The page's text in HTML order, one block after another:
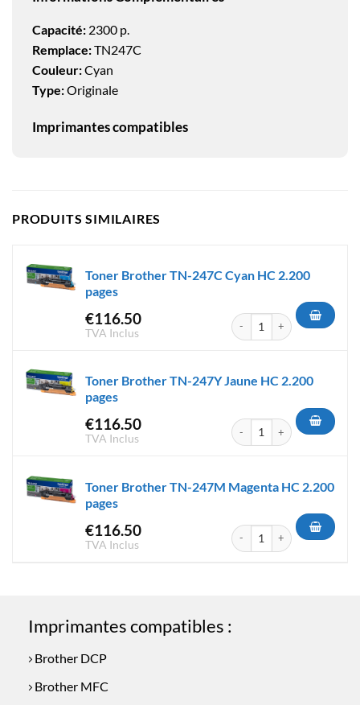
Capacité: 2300 p.
Remplace:TN247C
Couleur:Cyan
Type:Originale
Imprimantes compatibles
PRODUITS SIMILAIRES
Toner Brother TN-247C Cyan HC 2.200
pages
€116.50
TVA Inclus
quantité de Toner Brother
Toner Brother TN-247Y Jaune HC 2.200
pages
€116.50
TVA Inclus
quantité de Toner Brother
Toner Brother TN-247M Magenta HC 2.200
pages
€116.50
TVA Inclus
quantité de Toner Brother
Imprimantes compatibles :
Brother DCP
Brother MFC